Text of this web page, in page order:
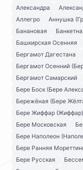
Александра
Аллегро
Аннушка
Банановая
Башкирская Осенняя
Бергамот Дагестана
Бергамот Осенний
Бергамот Самарский
Бере Боск (Бере
Бережёная (Бере
Бере Жиффар (Жиффар)
Бере Московская
Бере Наполеон
Бере Ранняя
Бере Русская